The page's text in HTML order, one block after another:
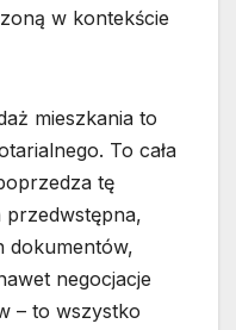
w kontekście
mieszkania to
To cała
tę
przedwstępna,
dokumentów,
negocjacje
– to wszystko